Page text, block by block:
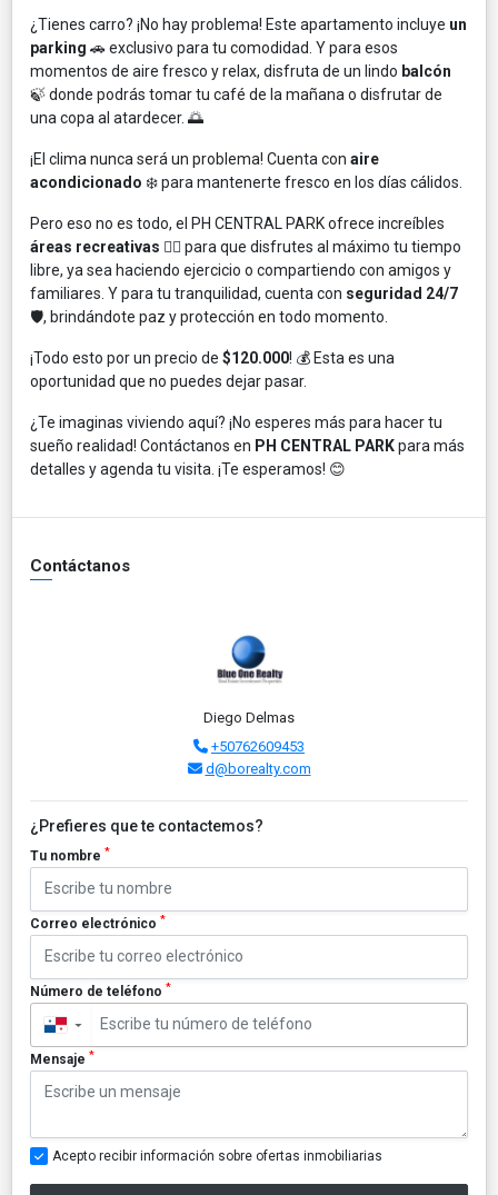
¿Tienes carro? ¡No hay problema! Este apartamento incluye un
parking 🚗 exclusivo para tu comodidad. Y para esos
momentos de aire fresco y relax, disfruta de un lindo balcón
🍃 donde podrás tomar tu café de la mañana o disfrutar de
una copa al atardecer. 🌅
¡El clima nunca será un problema! Cuenta con aire
acondicionado ❄️ para mantenerte fresco en los días cálidos.
Pero eso no es todo, el PH CENTRAL PARK ofrece increíbles
áreas recreativas 🤸‍♀️ para que disfrutes al máximo tu tiempo
libre, ya sea haciendo ejercicio o compartiendo con amigos y
familiares. Y para tu tranquilidad, cuenta con seguridad 24/7
🛡️, brindándote paz y protección en todo momento.
¡Todo esto por un precio de $120.000! 💰 Esta es una
oportunidad que no puedes dejar pasar.
¿Te imaginas viviendo aquí? ¡No esperes más para hacer tu
sueño realidad! Contáctanos en PH CENTRAL PARKpara más
detalles y agenda tu visita. ¡Te esperamos! 😊
Contáctanos
Diego Delmas
+50762609453
d@borealty.com
¿Prefieres que te contactemos?
Tu nombre *
Correo electrónico *
Número de teléfono *
▼
Mensaje *
Acepto recibir información sobre ofertas inmobiliarias